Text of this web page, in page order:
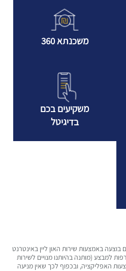
משכנתא 360
משקיעים בכם
בדיגיטל
באמצעות שירות האון ליין באינטרנט
למבצע (מותנה בהיותנו מנויים לשירות
האפליקציה, ובכפוף לכך שאין מניעה